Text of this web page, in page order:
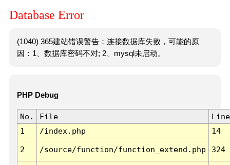
Database Error
(1040) 365建站错误警告：连接数据库失败，可能的原
因：1、数据库密码不对; 2、mysql未启动。
PHP Debug
No. File
Line
1
/index.php 14
2 /source/function/function_extend.php 324